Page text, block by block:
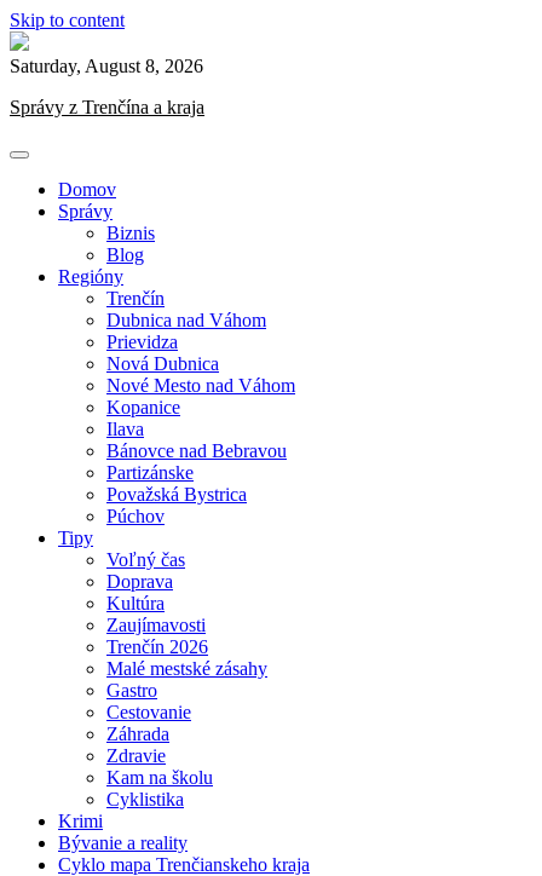
Skip to content
Saturday, August 8, 2026
Správy z Trenčína a kraja
Domov
Správy
Biznis
Blog
Regióny
Trenčín
Dubnica nad Váhom
Prievidza
Nová Dubnica
Nové Mesto nad Váhom
Kopanice
Ilava
Bánovce nad Bebravou
Partizánske
Považská Bystrica
Púchov
Tipy
Voľný čas
Doprava
Kultúra
Zaujímavosti
Trenčín 2026
Malé mestské zásahy
Gastro
Cestovanie
Záhrada
Zdravie
Kam na školu
Cyklistika
Krimi
Bývanie a reality
Cyklo mapa Trenčianskeho kraja